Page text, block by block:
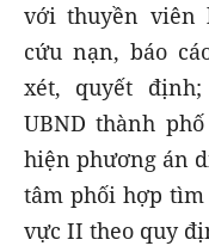
với thuyền viên
cứu nạn, báo
xét, quyết
UBND thành
hiện phương án
tâm phối hợp
vực II theo quy